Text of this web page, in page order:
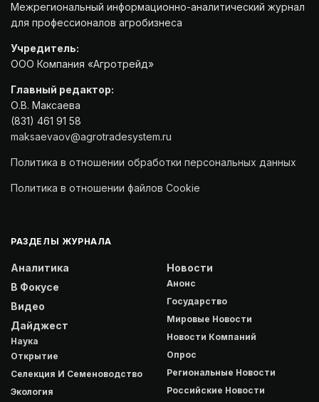
Межрегиональный информационно-аналитический журнал
для профессионалов агробизнеса
Учредитель:
ООО Компания «Агротрейд»
Главный редактор:
О.В. Максаева
(831) 461 91 58
maksaevaov@agrotradesystem.ru
Политика в отношении обработки персональных данных
Политика в отношении файлов Cookie
РАЗДЕЛЫ ЖУРНАЛА
Аналитика
В Фокусе
Видео
Дайджест
Наука
Открытие
Селекция И Семеноводство
Экология
Новости
Анонс
Государство
Мировые Новости
Новости Компаний
Опрос
Региональные Новости
Российские Новости